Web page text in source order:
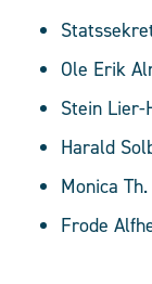
Ole Erik
Stein Lier-
Harald
Monica
Frode